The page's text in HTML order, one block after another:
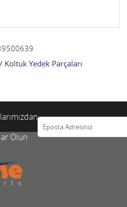
/ Koltuk Yedek Parçaları
Olun